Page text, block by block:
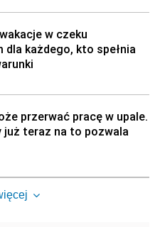
w czeku
każdego, kto spełnia
przerwać pracę w upale.
już teraz na to pozwala